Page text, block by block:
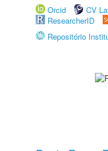
Orcid
CV
ResearcherID
Repositório